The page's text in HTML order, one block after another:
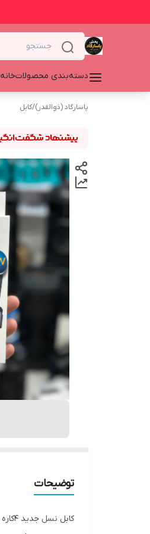
دسته‌بندی محصولاتخانه
پاسارگاد (ذوالقدر)/کابل
توضیحات
کابل نسل جدید ۴کاره